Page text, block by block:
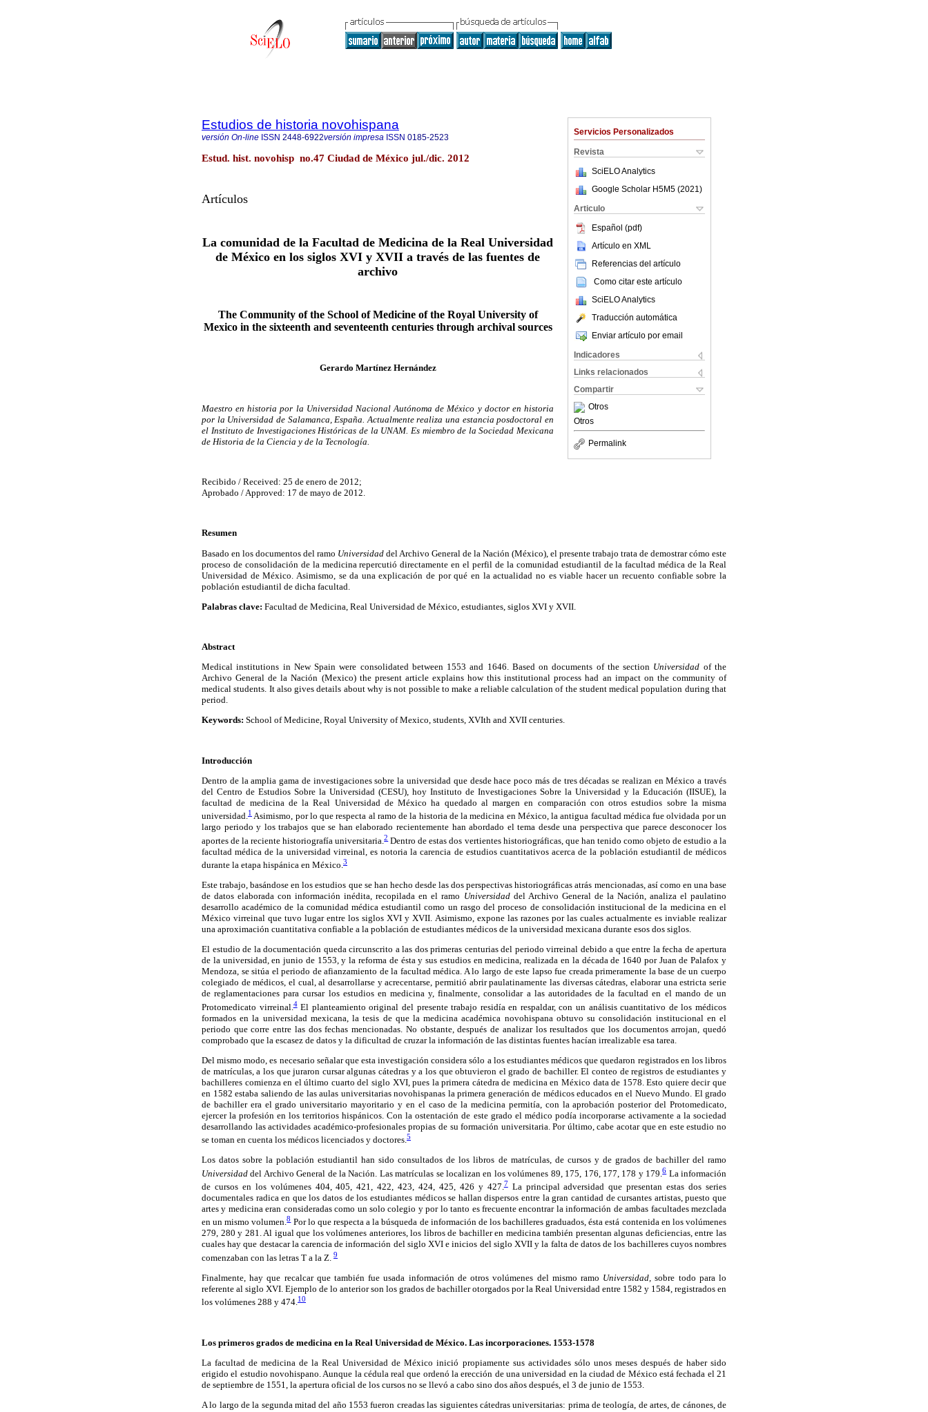
Servicios Personalizados
Revista
SciELO Analytics
Google Scholar H5M5 (2021 )
Articulo
Español (pdf)
Artículo en XML
Referencias del artículo
Como citar este artículo
SciELO Analytics
Traducción automática
Enviar artículo por email
Indicadores
Links relacionados
Compartir
Otros
Otros
Permalink
Estudios de historia novohispana
versión On-line ISSN 2448-6922versión impresa ISSN 0185-2523
Estud. hist. novohisp no.47 Ciudad de México jul./dic. 2012
Artículos
La comunidad de la Facultad de Medicina de la Real Universidad
de México en los siglos XVI y XVII a través de las fuentes de
archivo
The Community of the School of Medicine of the Royal University of
Mexico in the sixteenth and seventeenth centuries through archival sources
Gerardo Martínez Hernández
Maestro en historia por la Universidad Nacional Autónoma de México y doctor en historia
por la Universidad de Salamanca, España. Actualmente realiza una estancia posdoctoral en
el Instituto de Investigaciones Históricas de la UNAM. Es miembro de la Sociedad Mexicana
de Historia de la Ciencia y de la Tecnología.
Recibido / Received: 25 de enero de 2012;
Aprobado / Approved: 17 de mayo de 2012.
Resumen
Basado en los documentos del ramo Universidad del Archivo General de la Nación (México), el presente trabajo trata de demostrar cómo este
proceso de consolidación de la medicina repercutió directamente en el perfil de la comunidad estudiantil de la facultad médica de la Real
Universidad de México. Asimismo, se da una explicación de por qué en la actualidad no es viable hacer un recuento confiable sobre la
población estudiantil de dicha facultad.
Palabras clave: Facultad de Medicina, Real Universidad de México, estudiantes, siglos XVI y XVII.
Abstract
Medical institutions in New Spain were consolidated between 1553 and 1646. Based on documents of the section Universidad of the
Archivo General de la Nación (Mexico) the present article explains how this institutional process had an impact on the community of
medical students. It also gives details about why is not possible to make a reliable calculation of the student medical population during that
period.
Keywords: School of Medicine, Royal University of Mexico, students, XVIth and XVII centuries.
Introducción
Dentro de la amplia gama de investigaciones sobre la universidad que desde hace poco más de tres décadas se realizan en México a través
del Centro de Estudios Sobre la Universidad (CESU), hoy Instituto de Investigaciones Sobre la Universidad y la Educación (IISUE), la
facultad de medicina de la Real Universidad de México ha quedado al margen en comparación con otros estudios sobre la misma
universidad.1 Asimismo, por lo que respecta al ramo de la historia de la medicina en México, la antigua facultad médica fue olvidada por un
largo periodo y los trabajos que se han elaborado recientemente han abordado el tema desde una perspectiva que parece desconocer los
aportes de la reciente historiografía universitaria.2Dentro de estas dos vertientes historiográficas, que han tenido como objeto de estudio a la
facultad médica de la universidad virreinal, es notoria la carencia de estudios cuantitativos acerca de la población estudiantil de médicos
durante la etapa hispánica en México.3
Este trabajo, basándose en los estudios que se han hecho desde las dos perspectivas historiográficas atrás mencionadas, así como en una base
de datos elaborada con información inédita, recopilada en el ramo Universidaddel Archivo General de la Nación, analiza el paulatino
desarrollo académico de la comunidad médica estudiantil como un rasgo del proceso de consolidación institucional de la medicina en el
México virreinal que tuvo lugar entre los siglos XVI y XVII. Asimismo, expone las razones por las cuales actualmente es inviable realizar
una aproximación cuantitativa confiable a la población de estudiantes médicos de la universidad mexicana durante esos dos siglos.
El estudio de la documentación queda circunscrito a las dos primeras centurias del periodo virreinal debido a que entre la fecha de apertura
de la universidad, en junio de 1553, y la reforma de ésta y sus estudios en medicina, realizada en la década de 1640 por Juan de Palafox y
Mendoza, se sitúa el periodo de afianzamiento de la facultad médica. A lo largo de este lapso fue creada primeramente la base de un cuerpo
colegiado de médicos, el cual, al desarrollarse y acrecentarse, permitió abrir paulatinamente las diversas cátedras, elaborar una estricta serie
de reglamentaciones para cursar los estudios en medicina y, finalmente, consolidar a las autoridades de la facultad en el mando de un
Protomedicato virreinal.4El planteamiento original del presente trabajo residía en respaldar, con un análisis cuantitativo de los médicos
formados en la universidad mexicana, la tesis de que la medicina académica novohispana obtuvo su consolidación institucional en el
periodo que corre entre las dos fechas mencionadas. No obstante, después de analizar los resultados que los documentos arrojan, quedó
comprobado que la escasez de datos y la dificultad de cruzar la información de las distintas fuentes hacían irrealizable esa tarea.
Del mismo modo, es necesario señalar que esta investigación considera sólo a los estudiantes médicos que quedaron registrados en los libros
de matrículas, a los que juraron cursar algunas cátedras y a los que obtuvieron el grado de bachiller. El conteo de registros de estudiantes y
bachilleres comienza en el último cuarto del siglo XVI, pues la primera cátedra de medicina en México data de 1578. Esto quiere decir que
en 1582 estaba saliendo de las aulas universitarias novohispanas la primera generación de médicos educados en el Nuevo Mundo. El grado
de bachiller era el grado universitario mayoritario y en el caso de la medicina permitía, con la aprobación posterior del Protomedicato,
ejercer la profesión en los territorios hispánicos. Con la ostentación de este grado el médico podía incorporarse activamente a la sociedad
desarrollando las actividades académico-profesionales propias de su formación universitaria. Por último, cabe acotar que en este estudio no
se toman en cuenta los médicos licenciados y doctores.5
Los datos sobre la población estudiantil han sido consultados de los libros de matrículas, de cursos y de grados de bachiller del ramo
Universidad del Archivo General de la Nación. Las matrículas se localizan en los volúmenes 89, 175, 176, 177, 178 y 179.6La información
de cursos en los volúmenes 404, 405, 421, 422, 423, 424, 425, 426 y 427.7La principal adversidad que presentan estas dos series
documentales radica en que los datos de los estudiantes médicos se hallan dispersos entre la gran cantidad de cursantes artistas, puesto que
artes y medicina eran consideradas como un solo colegio y por lo tanto es frecuente encontrar la información de ambas facultades mezclada
en un mismo volumen.8Por lo que respecta a la búsqueda de información de los bachilleres graduados, ésta está contenida en los volúmenes
279, 280 y 281. Al igual que los volúmenes anteriores, los libros de bachiller en medicina también presentan algunas deficiencias, entre las
cuales hay que destacar la carencia de información del siglo XVI e inicios del siglo XVII y la falta de datos de los bachilleres cuyos nombres
comenzaban con las letras T a la Z. 9
Finalmente, hay que recalcar que también fue usada información de otros volúmenes del mismo ramo Universidad, sobre todo para lo
referente al siglo XVI. Ejemplo de lo anterior son los grados de bachiller otorgados por la Real Universidad entre 1582 y 1584, registrados en
los volúmenes 288 y 474.10
Los primeros grados de medicina en la Real Universidad de México. Las incorporaciones. 1553-1578
La facultad de medicina de la Real Universidad de México inició propiamente sus actividades sólo unos meses después de haber sido
erigido el estudio novohispano. Aunque la cédula real que ordenó la erección de una universidad en la ciudad de México está fechada el 21
de septiembre de 1551, la apertura oficial de los cursos no se llevó a cabo sino dos años después, el 3 de junio de 1553.
A lo largo de la segunda mitad del año 1553 fueron creadas las siguientes cátedras universitarias: prima de teología, de artes, de cánones, de